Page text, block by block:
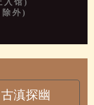
馆)
外)
古滇探幽